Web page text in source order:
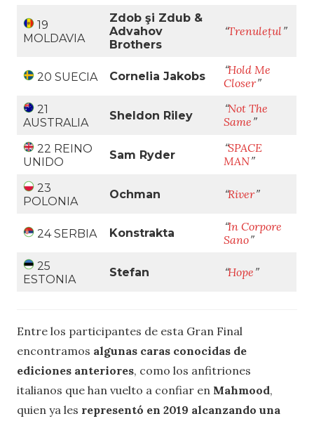
19
MOLDAVIA
Zdob şi Zdub &
Advahov
Brothers
“Trenulețul”
20 SUECIA Cornelia Jakobs “Hold Me
Closer”
21
AUSTRALIA
Sheldon Riley
“Not The
Same ”
22 REINO
UNIDO
Sam Ryder
“SPACE
MAN”
23
POLONIA
Ochman “River”
24 SERBIA Konstrakta “In Corpore
Sano”
25
ESTONIA
Stefan “Hope ”
Entre los participantes de esta Gran Final
encontramos algunas caras conocidas de
ediciones anteriores, como los anfitriones
italianos que han vuelto a confiar en Mahmood,
quien ya les representó en 2019 alcanzando una